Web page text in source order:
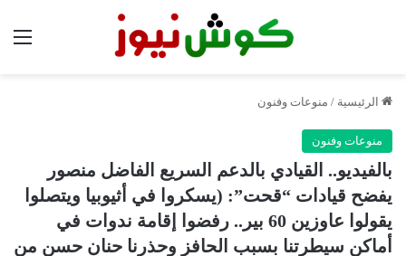
الرئيسية / منوعات وفنون
منوعات وفنون
بالفيديو.. القيادي بالدعم السريع الفاضل منصور
يفضح قيادات “قحت”: (يسكروا في أثيوبيا ويتصلوا
يقولوا عاوزين 60 بير.. رفضوا إقامة ندوات في
أماكن سيطرتنا بسبب الحافز وحذرنا حنان حسن من